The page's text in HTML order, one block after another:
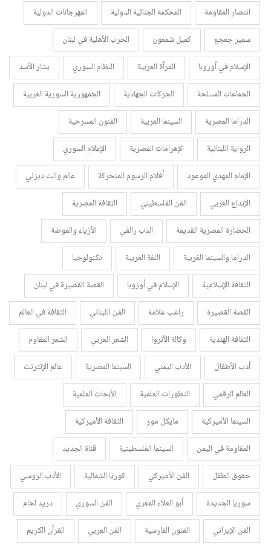
انتصار المقاومة المحكمة الجنائية الدولية
المهرجانات الدولية
سمير جعجع
كميل شمعون
الحرب الأهلية في لبنان
الإسلام في أوروبا
المرأة العربية النظام السوري
بشار الأسد
الجماعات المسلحة
الحركات الجهادية
الجمهورية السورية العربية
الدراما المصرية
السينما العربية
الفنون المسرحية
الرواية اللبنانية
الإهرامات المصرية
الإعلام السوري
الإمام المهدي الموعود
أفلام الرسوم المتحركة
عالم والت ديزني
الإبداع العربي
الفن الفلسطيني
الثقافة المصرية
الحضارة المصرية القديمة
الدب رالفي
الأزياء والموضة
الدراما والسينما الغربية
اللغة العربية
تكنولوجيا
الثقافة الإسلامية
الإسلام في أوروبا
القصة القصيرة في لبنان
القصة القصيرة
راغب علامة الفن اللبناني
الثقافة في العالم
الثقافة الهندية
وكالة الأنروا الشعر العربي
الشعر المقاوم
أدب الأطفال
الأدب اليمني السينما المصرية
عالم الإنترنت
العالم الرقمي
التطورات العلمية
الأبحاث العلمية
السينما الأميركية
مايكل مور
الثقافة الأميركية
المقاومة في اليمن
السينما الفلسطينية
قناة الجديد
حقوق الطفل
الفن الأميركي كوريا الشمالية
الأدب الروسي
سوريا الجديدة
أبو العلاء المعري الفن السوري
دريد لحام
الفن الإيراني
الفنون الفارسية الفن العربي
القرأن الكريم